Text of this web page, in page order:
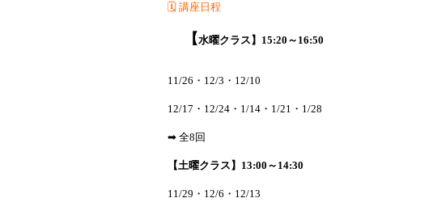
🗓 講座日程
【水曜クラス】15:20～16:50
11/26・12/3・12/10
12/17・12/24・1/14・1/21・1/28
➡ 全8回
【土曜クラス】13:00～14:30
11/29・12/6・12/13